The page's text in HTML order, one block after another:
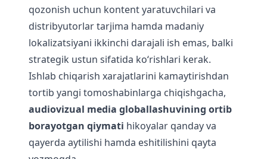
qozonish uchun kontent yaratuvchilari va
distribyutorlar tarjima hamda madaniy
lokalizatsiyani ikkinchi darajali ish emas, balki
strategik ustun sifatida ko‘rishlari kerak.
Ishlab chiqarish xarajatlarini kamaytirishdan
tortib yangi tomoshabinlarga chiqishgacha,
audiovizual media globallashuvining ortib
borayotgan qiymati hikoyalar qanday va
qayerda aytilishi hamda eshitilishini qayta